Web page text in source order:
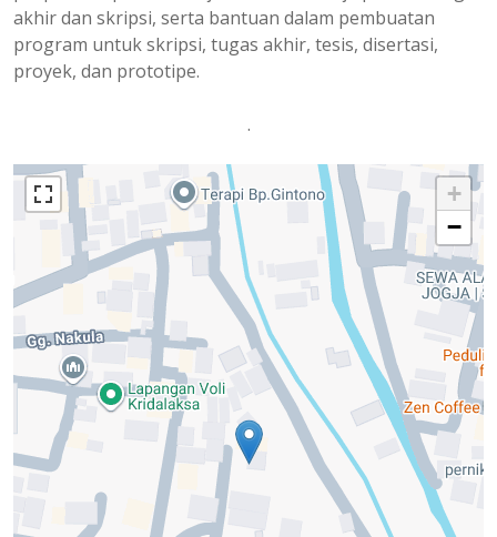
akhir dan skripsi, serta bantuan dalam pembuatan
program untuk skripsi, tugas akhir, tesis, disertasi,
proyek, dan prototipe.
.
+
−